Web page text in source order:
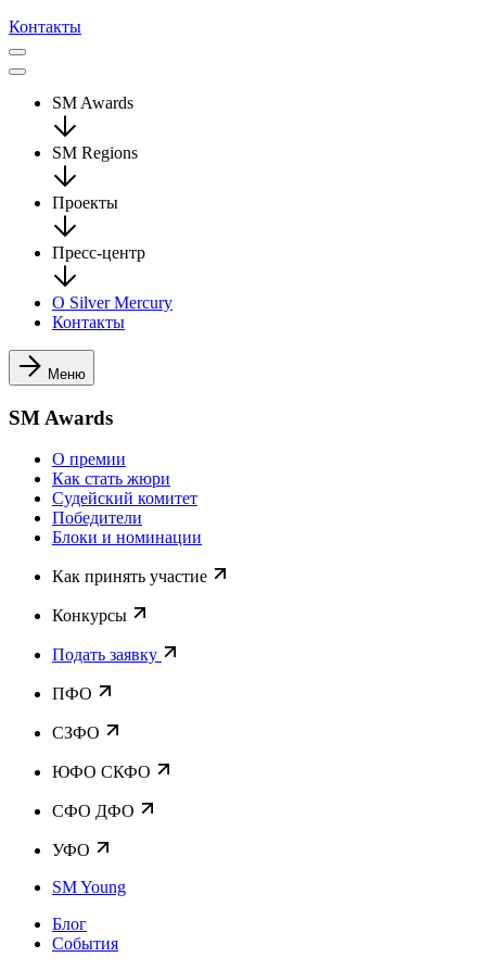
Контакты
SM Awards
SM Regions
Проекты
Пресс-центр
О Silver Mercury
Контакты
Меню
SM Awards
О премии
Как стать жюри
Судейский комитет
Победители
Блоки и номинации
Как принять участие
Конкурсы
Подать заявку
ПФО
СЗФО
ЮФО СКФО
CФО ДФО
УФО
SM Young
Блог
События